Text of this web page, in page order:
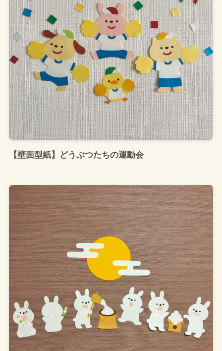
【壁面型紙】どうぶつたちの運動会